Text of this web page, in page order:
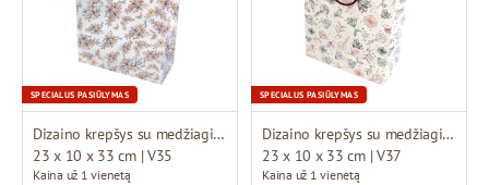
SPECIALUS PASIŪLYMAS
Dizaino krepšys su medžiaginėmis rankenomis
23 x 10 x 33 cm | V35
Kaina už 1 vienetą
SPECIALUS PASIŪLYMAS
Dizaino krepšys su medžiaginėmis rankenomis
23 x 10 x 33 cm | V37
Kaina už 1 vienetą